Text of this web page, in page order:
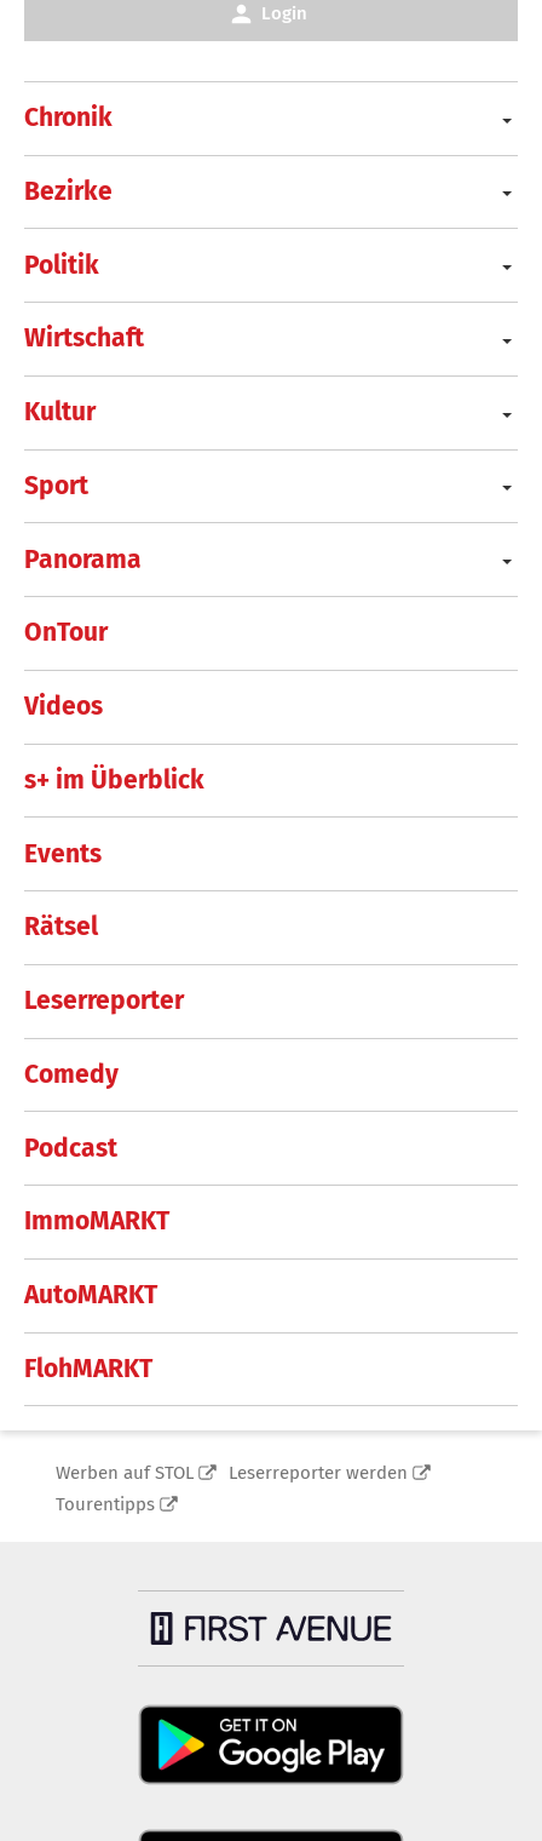
Chronik
Bezirke
Politik
Wirtschaft
Kultur
Sport
Panorama
OnTour
Videos
s+ im Überblick
Events
Rätsel
Leserreporter
Comedy
Podcast
ImmoMARKT
AutoMARKT
FlohMARKT
Login
Werben auf STOL
Leserreporter werden
Tourentipps